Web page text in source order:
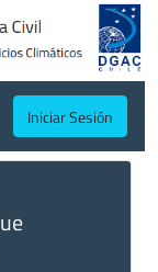
Iniciar Sesión